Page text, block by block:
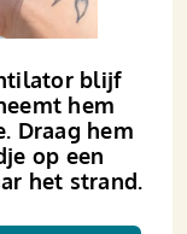
blijf
hem
Draag hem
op een
het strand.